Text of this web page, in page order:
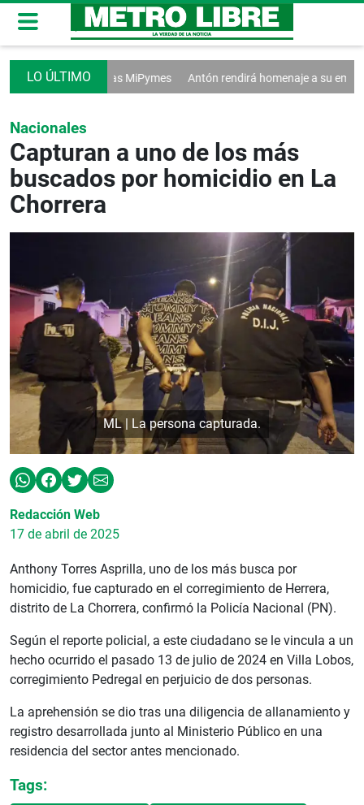
afectan a las MiPymes Antón rendirá homenaje a su
Nacionales
Capturan a uno de los más
buscados por homicidio en La
Chorrera
ML | La persona capturada.
Redacción Web
17 de abril de 2025
Anthony Torres Asprilla, uno de los más busca por
homicidio, fue capturado en el corregimiento de Herrera,
distrito de La Chorrera, confirmó la Policía Nacional (PN).
Según el reporte policial, a este ciudadano se le vincula a un
hecho ocurrido el pasado 13 de julio de 2024 en Villa Lobos,
corregimiento Pedregal en perjuicio de dos personas.
La aprehensión se dio tras una diligencia de allanamiento y
registro desarrollada junto al Ministerio Público en una
residencia del sector antes mencionado.
Tags: